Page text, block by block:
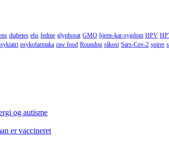
diabetes ehs fedme glyphosat GMO hjerte-kar-sygdom HPV
psykofarmaka raw food Roundup råkost Sars-Cov-2 spirer
og autisme
er vaccineret